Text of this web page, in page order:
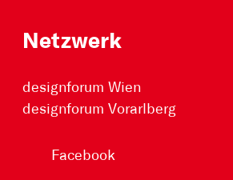
Netzwerk
designforum Wien
designforum Vorarlberg
Facebook